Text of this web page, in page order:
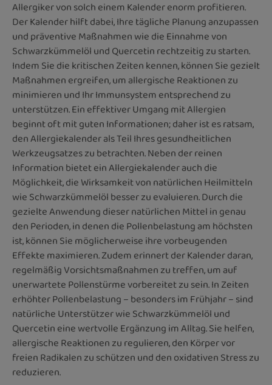
Allergiker von solch einem Kalender enorm profitieren.
Der Kalender hilft dabei, Ihre tägliche Planung anzupassen
und präventive Maßnahmen wie die Einnahme von
Schwarzkümmelöl und Quercetin rechtzeitig zu starten.
Indem Sie die kritischen Zeiten kennen, können Sie gezielt
Maßnahmen ergreifen, um allergische Reaktionen zu
minimieren und Ihr Immunsystem entsprechend zu
unterstützen. Ein effektiver Umgang mit Allergien
beginnt oft mit guten Informationen; daher ist es ratsam,
den Allergiekalender als Teil Ihres gesundheitlichen
Werkzeugsatzes zu betrachten. Neben der reinen
Information bietet ein Allergiekalender auch die
Möglichkeit, die Wirksamkeit von natürlichen Heilmitteln
wie Schwarzkümmelöl besser zu evaluieren. Durch die
gezielte Anwendung dieser natürlichen Mittel in genau
den Perioden, in denen die Pollenbelastung am höchsten
ist, können Sie möglicherweise ihre vorbeugenden
Effekte maximieren. Zudem erinnert der Kalender daran,
regelmäßig Vorsichtsmaßnahmen zu treffen, um auf
unerwartete Pollenstürme vorbereitet zu sein. In Zeiten
erhöhter Pollenbelastung – besonders im Frühjahr – sind
natürliche Unterstützer wie Schwarzkümmelöl und
Quercetin eine wertvolle Ergänzung im Alltag. Sie helfen,
allergische Reaktionen zu regulieren, den Körper vor
freien Radikalen zu schützen und den oxidativen Stress zu
reduzieren.